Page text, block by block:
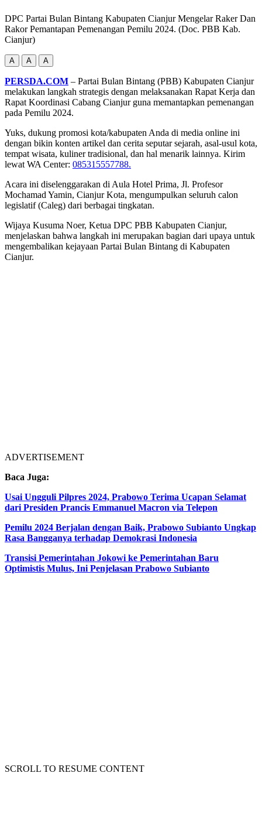
DPC Partai Bulan Bintang Kabupaten Cianjur Mengelar Raker Dan
Rakor Pemantapan Pemenangan Pemilu 2024. (Doc. PBB Kab.
Cianjur)
A A A
PERSDA.COM – Partai Bulan Bintang (PBB) Kabupaten Cianjur
melakukan langkah strategis dengan melaksanakan Rapat Kerja dan
Rapat Koordinasi Cabang Cianjur guna memantapkan pemenangan
pada Pemilu 2024.
Yuks, dukung promosi kota/kabupaten Anda di media online ini
dengan bikin konten artikel dan cerita seputar sejarah, asal-usul kota,
tempat wisata, kuliner tradisional, dan hal menarik lainnya. Kirim
lewat WA Center: 085315557788.
Acara ini diselenggarakan di Aula Hotel Prima, Jl. Profesor
Mochamad Yamin, Cianjur Kota, mengumpulkan seluruh calon
legislatif (Caleg) dari berbagai tingkatan.
Wijaya Kusuma Noer, Ketua DPC PBB Kabupaten Cianjur,
menjelaskan bahwa langkah ini merupakan bagian dari upaya untuk
mengembalikan kejayaan Partai Bulan Bintang di Kabupaten
Cianjur.
ADVERTISEMENT
Baca Juga:
Usai Ungguli Pilpres 2024, Prabowo Terima Ucapan Selamat
dari Presiden Prancis Emmanuel Macron via Telepon
Pemilu 2024 Berjalan dengan Baik, Prabowo Subianto Ungkap
Rasa Bangganya terhadap Demokrasi Indonesia
Transisi Pemerintahan Jokowi ke Pemerintahan Baru
Optimistis Mulus, Ini Penjelasan Prabowo Subianto
SCROLL TO RESUME CONTENT